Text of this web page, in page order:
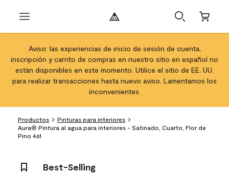
Aviso: las experiencias de inicio de sesión de cuenta,
inscripción y carrito de compras en nuestro sitio en español no
están disponibles en este momento. Utilice el sitio de EE. UU.
para realizar transacciones hasta nuevo aviso. Lamentamos los
inconvenientes.
Productos
Pinturas para interiores
Aura® Pintura al agua para interiores - Satinado, Cuarto, Flor de
Pino 461
Best-Selling